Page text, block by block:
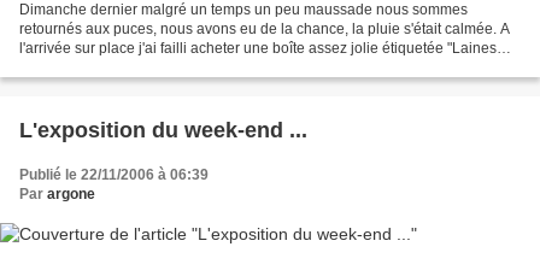
Dimanche dernier malgré un temps un peu maussade nous sommes
retournés aux puces, nous avons eu de la chance, la pluie s'était calmée. A
l'arrivée sur place j'ai failli acheter une boîte assez jolie étiquetée "Laines
L'exposition du week-end ...
Publié le 22/11/2006 à 06:39
Par argone